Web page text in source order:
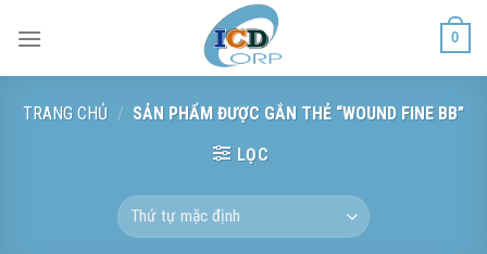
0
TRANG CHỦ / SẢN PHẨM ĐƯỢC GẮN THẺ “WOUND FINE BB”
LỌC